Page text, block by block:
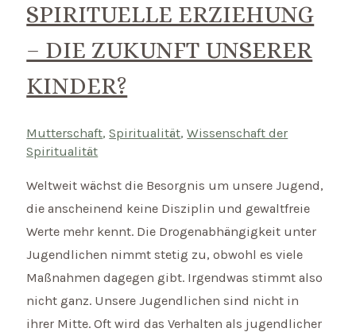
SPIRITUELLE ERZIEHUNG
– DIE ZUKUNFT UNSERER
KINDER?
Mutterschaft,Spiritualität,Wissenschaft der
Spiritualität
Weltweit wächst die Besorgnis um unsere Jugend,
die anscheinend keine Disziplin und gewaltfreie
Werte mehr kennt. Die Drogenabhängigkeit unter
Jugendlichen nimmt stetig zu, obwohl es viele
Maßnahmen dagegen gibt. Irgendwas stimmt also
nicht ganz. Unsere Jugendlichen sind nicht in
ihrer Mitte. Oft wird das Verhalten als jugendlicher